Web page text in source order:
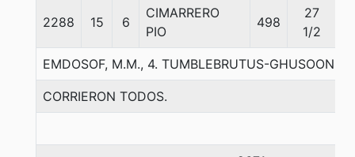
2288 15 6
CIMARRERO
PIO
498
27
1/2
EMDOSOF, M.M., 4. TUMBLEBRUTUS-GHUSOON-
CORRIERON TODOS.